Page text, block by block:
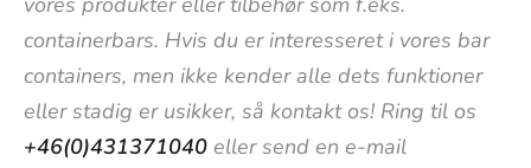
containerbars. Hvis du er interesseret i vores bar
containers, men ikke kender alle dets funktioner
eller stadig er usikker, så kontakt os! Ring til os
+46(0)431371040 eller send en e-mail